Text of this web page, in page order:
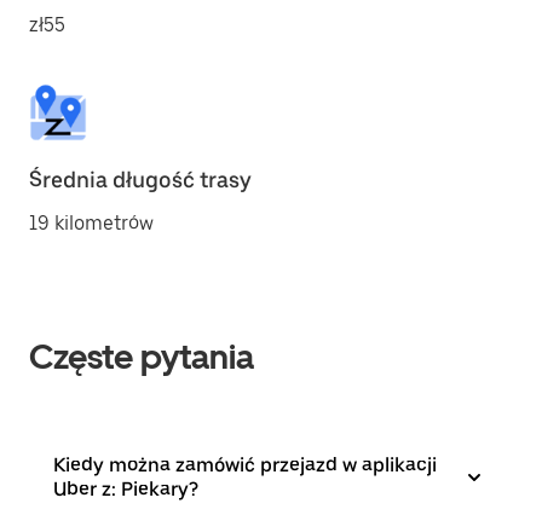
zł55
Średnia długość trasy
19 kilometrów
Częste pytania
Kiedy można zamówić przejazd w aplikacji
Uber z: Piekary?